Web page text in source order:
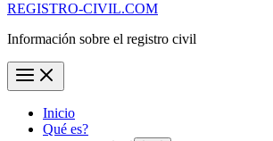
REGISTRO-CIVIL.COM
Información sobre el registro civil
Inicio
Qué es?